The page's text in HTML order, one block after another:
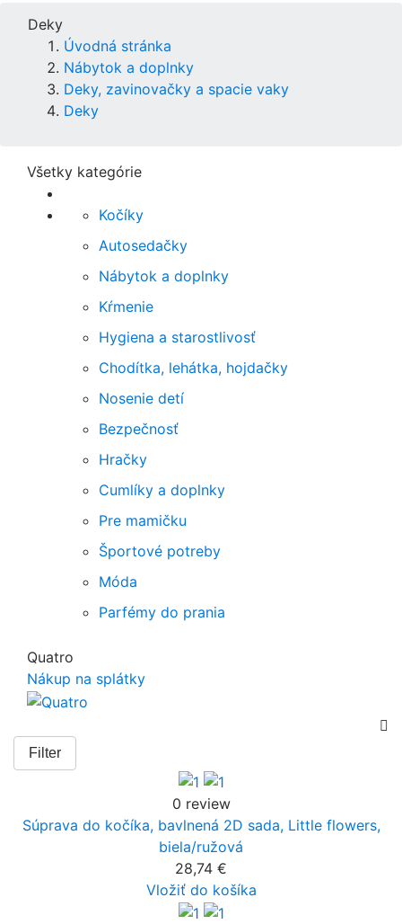
Deky
Úvodná stránka
Nábytok a doplnky
Deky, zavinovačky a spacie vaky
Deky
Všetky kategórie
Kočíky
Autosedačky
Nábytok a doplnky
Kŕmenie
Hygiena a starostlivosť
Chodítka, lehátka, hojdačky
Nosenie detí
Bezpečnosť
Hračky
Cumlíky a doplnky
Pre mamičku
Športové potreby
Móda
Parfémy do prania
Quatro
Nákup na splátky

Filter
0 review
Súprava do kočíka, bavlnená 2D sada, Little flowers,
biela/ružová
28,74 €
Vložiť do košíka